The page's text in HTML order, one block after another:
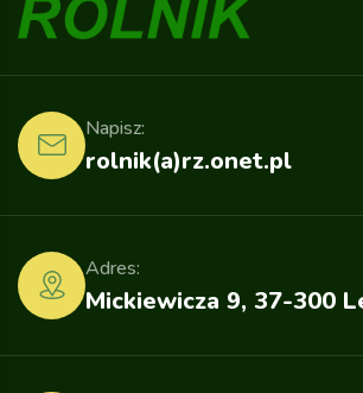
rolnik(a)rz.onet.pl
Napisz:
Mickiewicza 9, 37-300
Adres: